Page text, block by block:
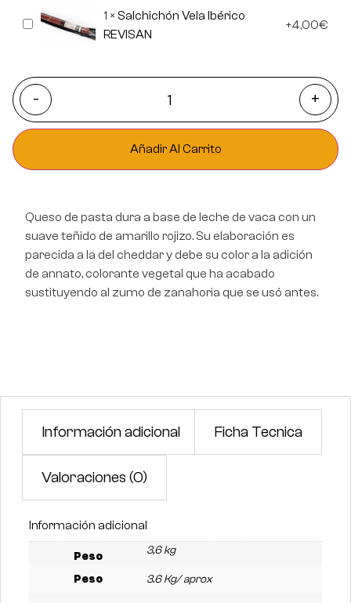
Salchichón
1 × Salchichón Vela Ibérico
REVISAN
4,00€
- +
Añadir Al Carrito
Queso de pasta dura a base de leche de vaca con un
suave teñido de amarillo rojizo. Su elaboración es
parecida a la del cheddar y debe su color a la adición
de annato, colorante vegetal que ha acabado
sustituyendo al zumo de zanahoria que se usó antes.
Información adicional Ficha Tecnica
Valoraciones (0)
Información adicional
Peso 3,6 kg
Peso 3.6 Kg/ aprox